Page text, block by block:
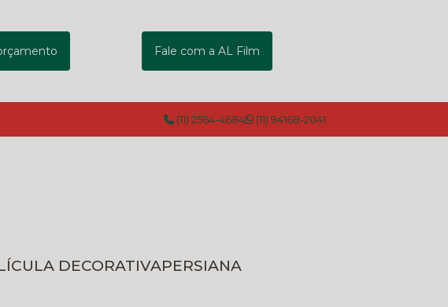
Fale com a AL Film
(11) 2564-4684 (11) 94168-2041
DECORATIVA
PERSIANA